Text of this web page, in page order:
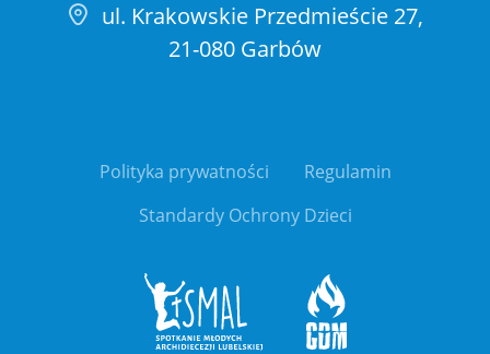
ul. Krakowskie Przedmieście 27,
21-080 Garbów
Polityka prywatności
Regulamin
Standardy Ochrony Dzieci